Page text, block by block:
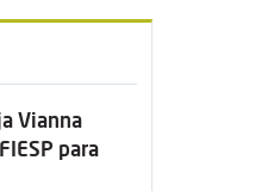
Vianna
para